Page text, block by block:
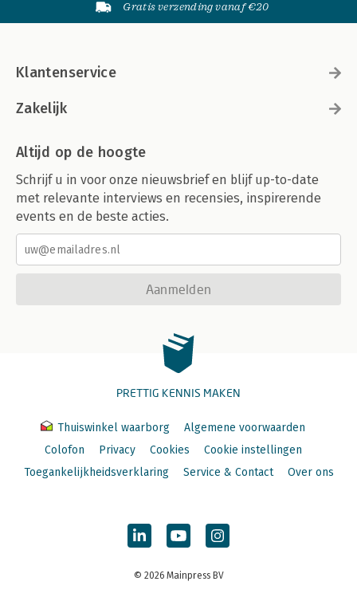
Gratis verzending vanaf €20
Klantenservice
Zakelijk
Altijd op de hoogte
Schrijf u in voor onze nieuwsbrief en blijf up-to-date
met relevante interviews en recensies, inspirerende
events en de beste acties.
Aanmelden
PRETTIG KENNIS MAKEN
Thuiswinkel waarborg
Algemene voorwaarden
Colofon
Privacy Cookies
Cookie instellingen
Toegankelijkheidsverklaring
Service & Contact Over ons
© 2026 Mainpress BV